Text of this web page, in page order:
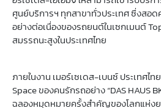
ศูนย์บริการฯ ทุกสาขาทั่วประเทศ ซึ่งสอด
อย่างต่อเนื่องของรถยนต์ในเซกเมนต์
สมรรถนะสูงในประเทศไทย
ภายในงาน เมอร์เซเดส-เบนซ์ ประเทศไ
Space ของคนรักรถอย่าง “DAS HAUS
ฉลองหมุดหมายครั้งสำคัญของโลกแห่ง